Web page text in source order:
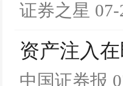
证券之星
资产注入
中国证券报